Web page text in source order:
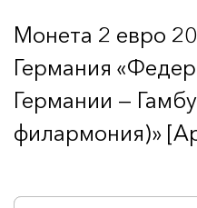
Монета 2 евро
Германия
Германии —
филармония)»